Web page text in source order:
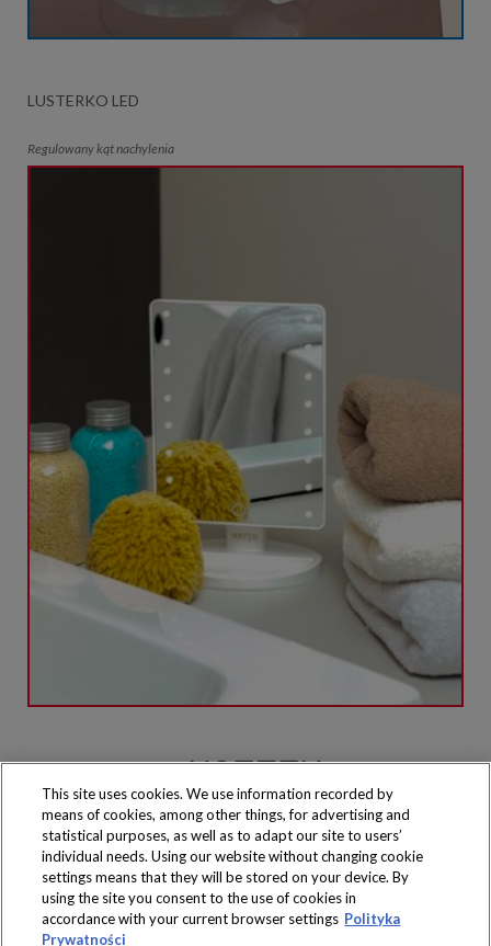
LUSTERKO LED
Regulowany kąt nachylenia
Produkty dostępne
wyłącznie w sklepach
This site uses cookies. We use information recorded by
means of cookies, among other things, for advertising and
statistical purposes, as well as to adapt our site to users’
individual needs. Using our website without changing cookie
settings means that they will be stored on your device. By
using the site you consent to the use of cookies in
accordance with your current browser settings Polityka
Prywatności